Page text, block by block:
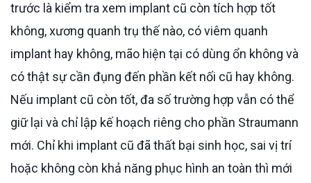
trước là kiểm tra xem implant cũ còn tích hợp tốt
không, xương quanh trụ thế nào, có viêm quanh
implant hay không, mão hiện tại có dùng ổn không và
có thật sự cần đụng đến phần kết nối cũ hay không.
Nếu implant cũ còn tốt, đa số trường hợp vẫn có thể
giữ lại và chỉ lập kế hoạch riêng cho phần Straumann
mới. Chỉ khi implant cũ đã thất bại sinh học, sai vị trí
hoặc không còn khả năng phục hình an toàn thì mới